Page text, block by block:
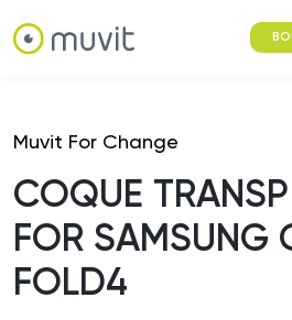
Muvit For Change
COQUE
FOR SAMSUNG
FOLD4